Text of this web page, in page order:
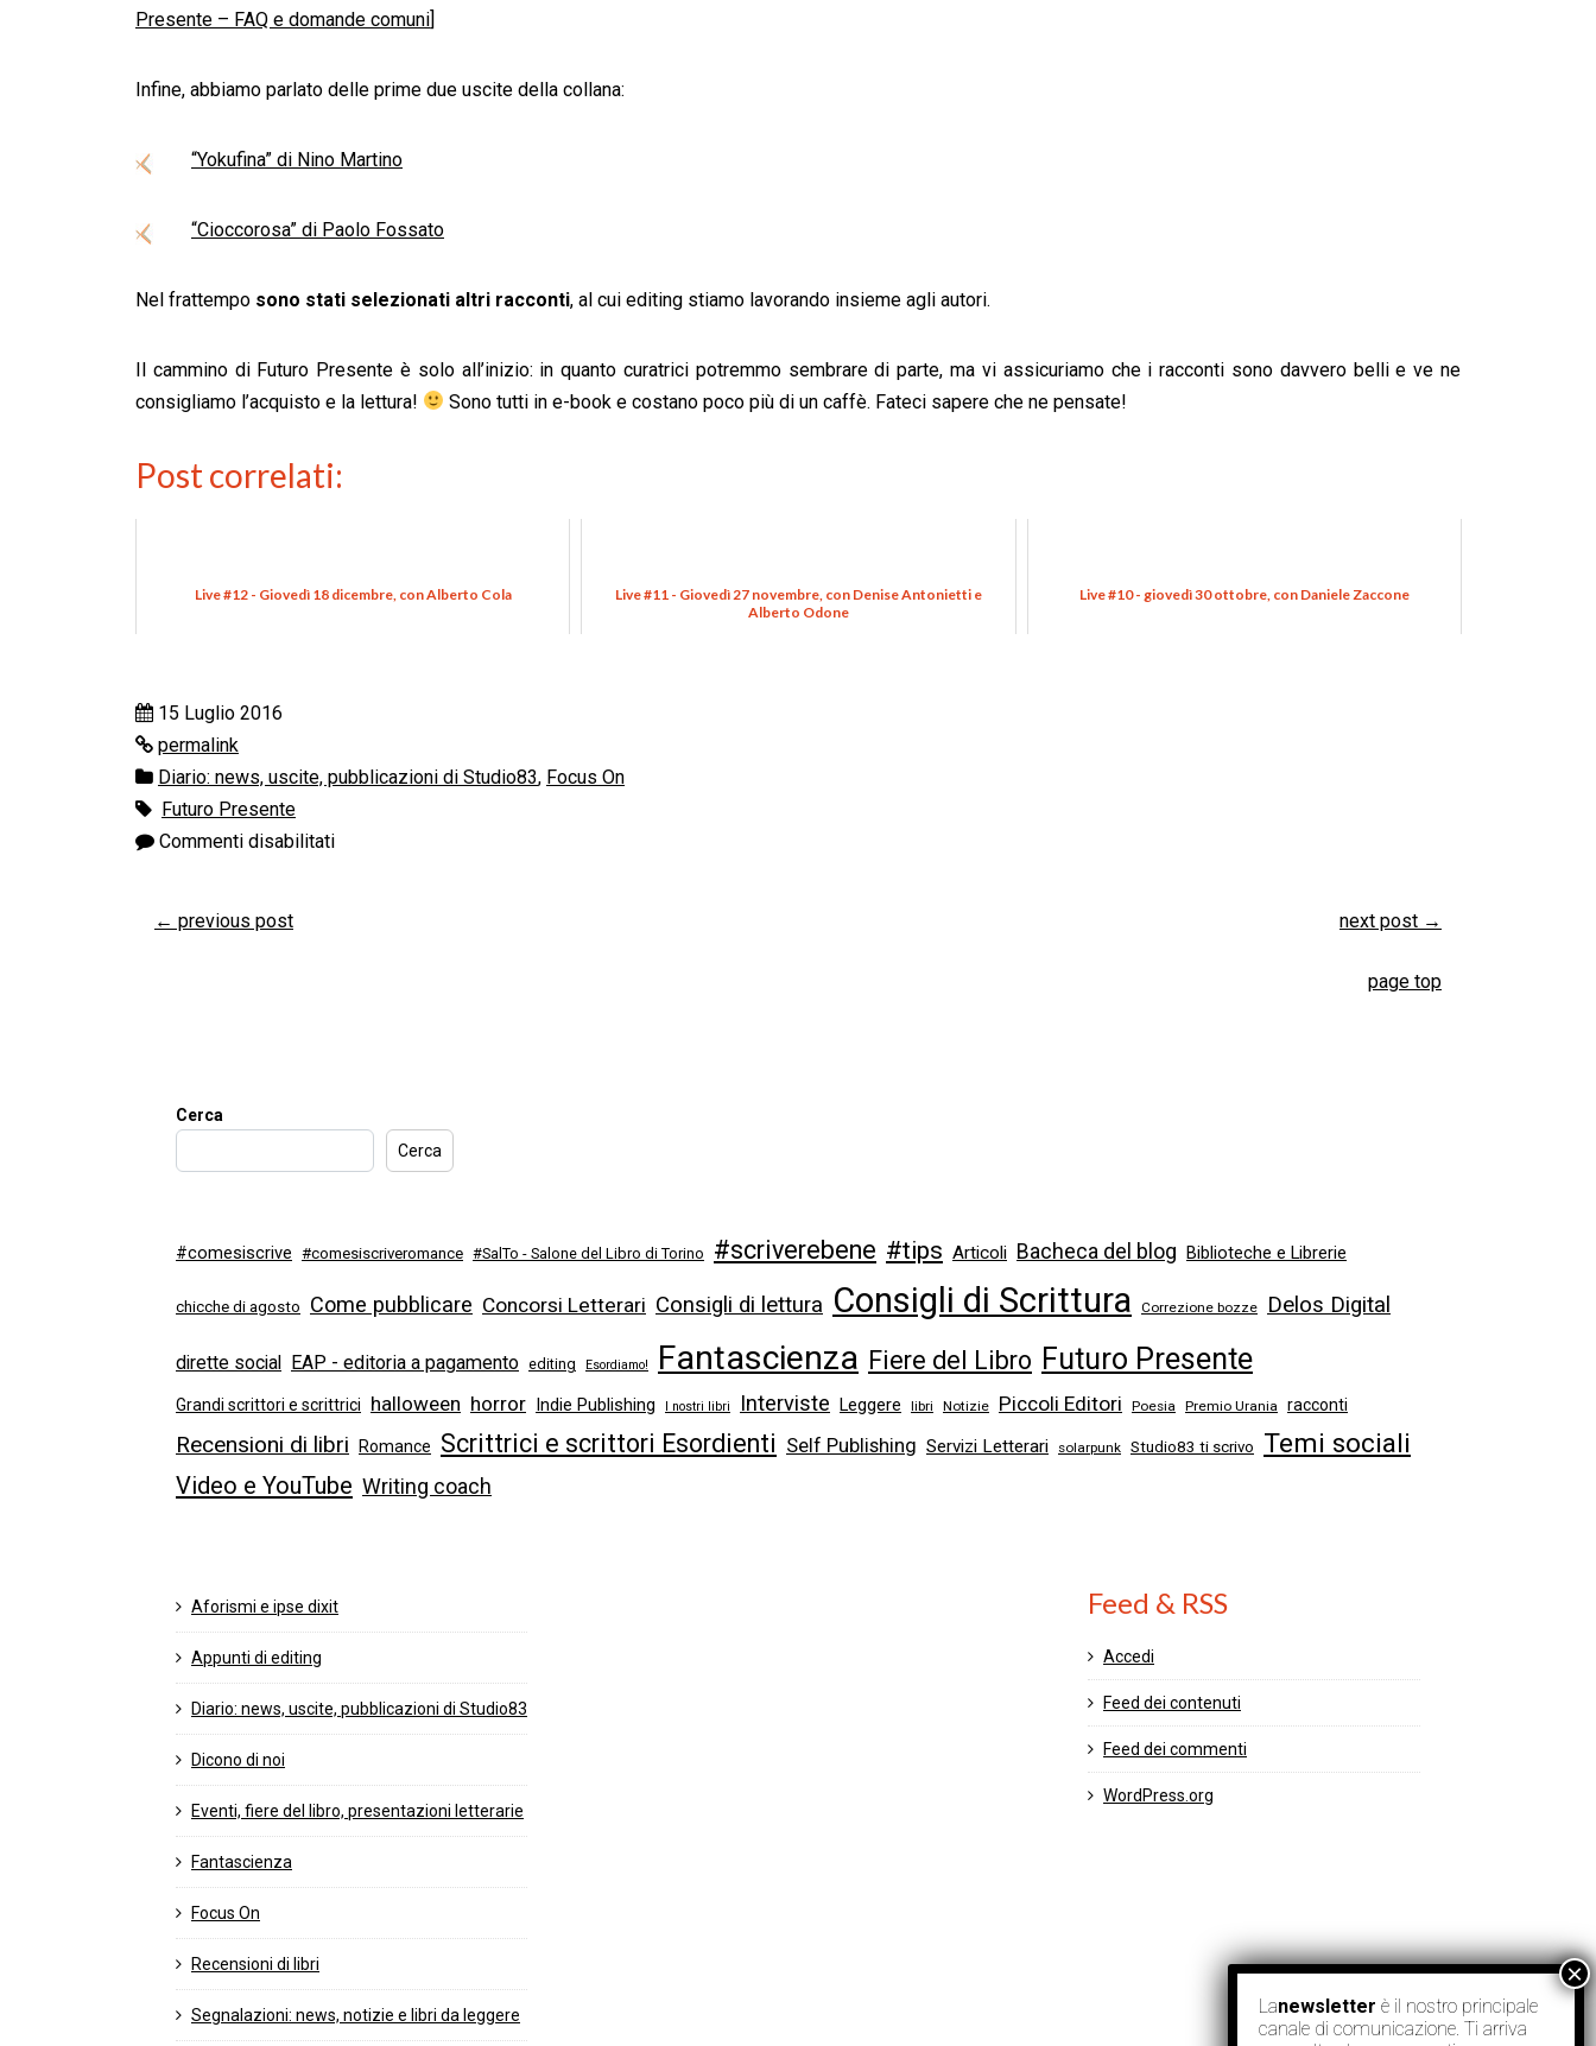
Presente – FAQ e domande comuni]
Infine, abbiamo parlato delle prime due uscite della collana:
“Yokufina” di Nino Martino
“Cioccorosa” di Paolo Fossato
Nel frattempo sono stati selezionati altri racconti, al cui editing stiamo lavorando insieme agli autori.
Il cammino di Futuro Presente è solo all’inizio: in quanto curatrici potremmo sembrare di parte, ma vi assicuriamo che i racconti sono davvero belli e ve ne
consigliamo l’acquisto e la lettura!
Sono tutti in e-book e costano poco più di un caffè. Fateci sapere che ne pensate!
Post correlati:
Live #12 - Giovedì 18 dicembre, con Alberto Cola
Live #11 - Giovedì 27 novembre, con Denise Antonietti e
Alberto Odone
Live #10 - giovedì 30 ottobre, con Daniele Zaccone
15 Luglio 2016
permalink
Diario: news, uscite, pubblicazioni di Studio83, Focus On
Futuro Presente
Commenti disabilitati
← previous post next post →
page top
Cerca
Cerca
#comesiscrive #comesiscriveromance #SalTo - Salone del Libro di Torino #scriverebene #tips Articoli Bacheca del blog Biblioteche e Librerie
chicche di agosto Come pubblicare Concorsi Letterari Consigli di lettura Consigli di Scrittura Correzione bozze Delos Digital
dirette social EAP - editoria a pagamento editing Esordiamo! Fantascienza Fiere del Libro Futuro Presente
Grandi scrittori e scrittrici halloween horror Indie Publishing I nostri libri Interviste Leggere libri Notizie Piccoli Editori Poesia Premio Urania racconti
Recensioni di libri Romance Scrittrici e scrittori Esordienti Self Publishing Servizi Letterari solarpunk Studio83 ti scrivo Temi sociali
Video e YouTube Writing coach
Aforismi e ipse dixit
Appunti di editing
Diario: news, uscite, pubblicazioni di Studio83
Dicono di noi
Eventi, fiere del libro, presentazioni letterarie
Fantascienza
Focus On
Recensioni di libri
Segnalazioni: news, notizie e libri da leggere
Feed & RSS
Accedi
Feed dei contenuti
Feed dei commenti
WordPress.org
Lanewsletter è il nostro principale
canale di comunicazione. Ti arriva